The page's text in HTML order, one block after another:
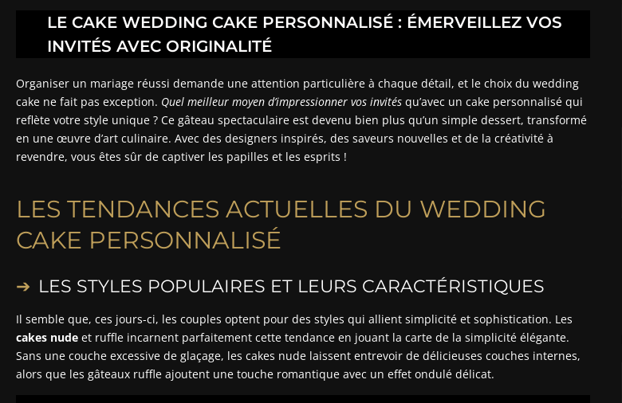
LE CAKE WEDDING CAKE PERSONNALISÉ : ÉMERVEILLEZ VOS
INVITÉS AVEC ORIGINALITÉ
Organiser un mariage réussi demande une attention particulière à chaque détail, et le choix du wedding
cake ne fait pas exception. Quel meilleur moyen d’impressionner vos invités qu’avec un cake personnalisé qui
reflète votre style unique ? Ce gâteau spectaculaire est devenu bien plus qu’un simple dessert, transformé
en une œuvre d’art culinaire. Avec des designers inspirés, des saveurs nouvelles et de la créativité à
revendre, vous êtes sûr de captiver les papilles et les esprits !
LES TENDANCES ACTUELLES DU WEDDING
CAKE PERSONNALISÉ
LES STYLES POPULAIRES ET LEURS CARACTÉRISTIQUES
Il semble que, ces jours-ci, les couples optent pour des styles qui allient simplicité et sophistication. Les
cakes nude et ruffle incarnent parfaitement cette tendance en jouant la carte de la simplicité élégante.
Sans une couche excessive de glaçage, les cakes nude laissent entrevoir de délicieuses couches internes,
alors que les gâteaux ruffle ajoutent une touche romantique avec un effet ondulé délicat.